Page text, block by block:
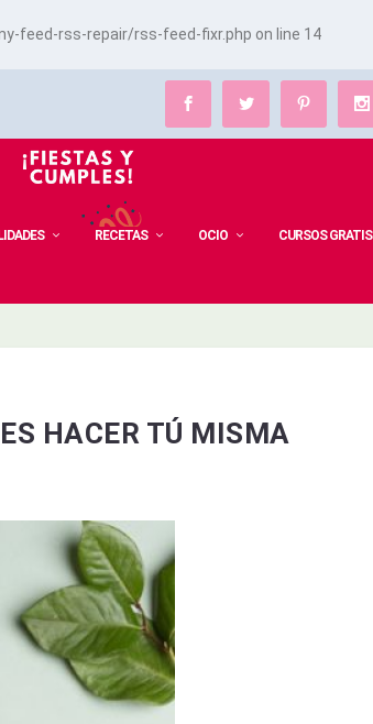
feed-rss-repair/rss-feed-fixr.php on line 14
RECETAS OCIO CURSOS GRATIS
HACER TÚ MISMA